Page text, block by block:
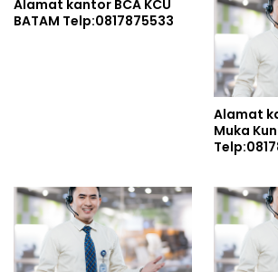
Alamat kantor BCA KCU
BATAM Telp:0817875533
Alamat
Muka